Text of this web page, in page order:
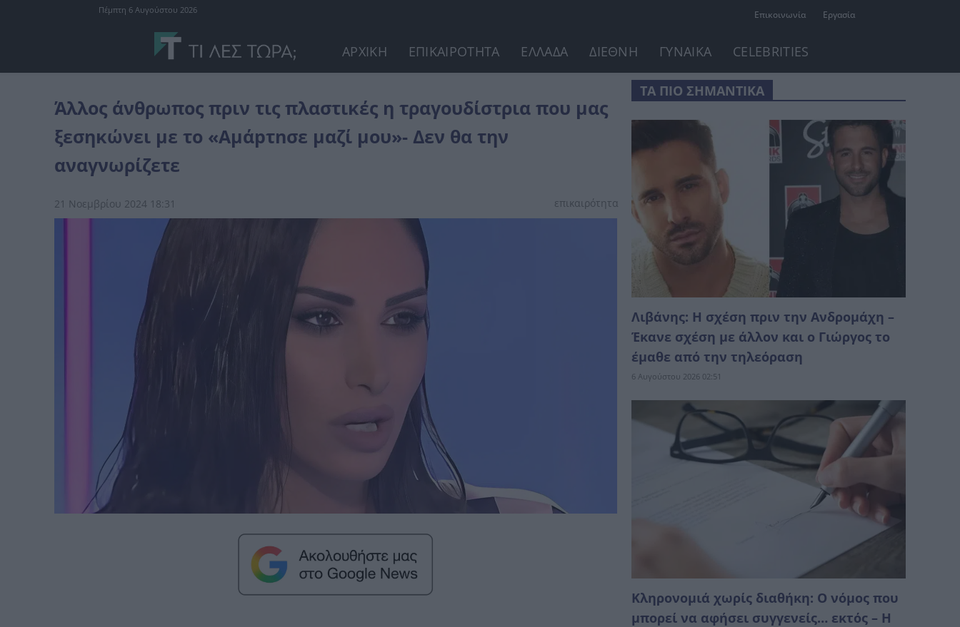
Επικοινωνία Εργασία
Πέμπτη 6 Αυγούστου 2026
ΑΡΧΙΚΗ ΕΠΙΚΑΙΡΟΤΗΤΑ ΕΛΛΑΔΑ ΔΙΕΘΝΗ ΓΥΝΑΙΚΑ CELEBRITIES
Άλλος άνθρωπος πριν τις πλαστικές η τραγουδίστρια που μας
ξεσηκώνει με το «Αμάpτnσε μαζί μου»- Δεν θα την
αναγνωρίζετε
21 Νοεμβρίου 2024 18:31 επικαιρότητα
ΤΑ ΠΙΟ ΣΗΜΑΝΤΙΚΑ
Λιβάνης: Η σχέση πριν την Ανδρομάχη –
Έκανε σχέση με άλλον και ο Γιώργος το
έμαθε από την τηλεόραση
6 Αυγούστου 2026 02:51
Κληρονομιά χωρίς διαθήκη: Ο νόμος που
μπορεί να αφήσει συγγενείς… εκτός – Η